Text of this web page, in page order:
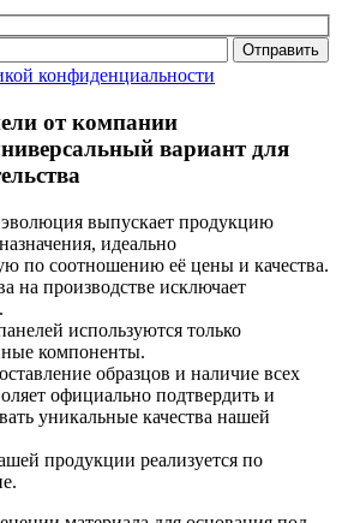
конфиденциальности
от компании
вариант для
выпускает продукцию
идеально
по соотношению её цены и качества.
на производстве исключает
используются только
компоненты.
образцов и наличие всех
официально подтвердить и
уникальные качества нашей
продукции реализуется по